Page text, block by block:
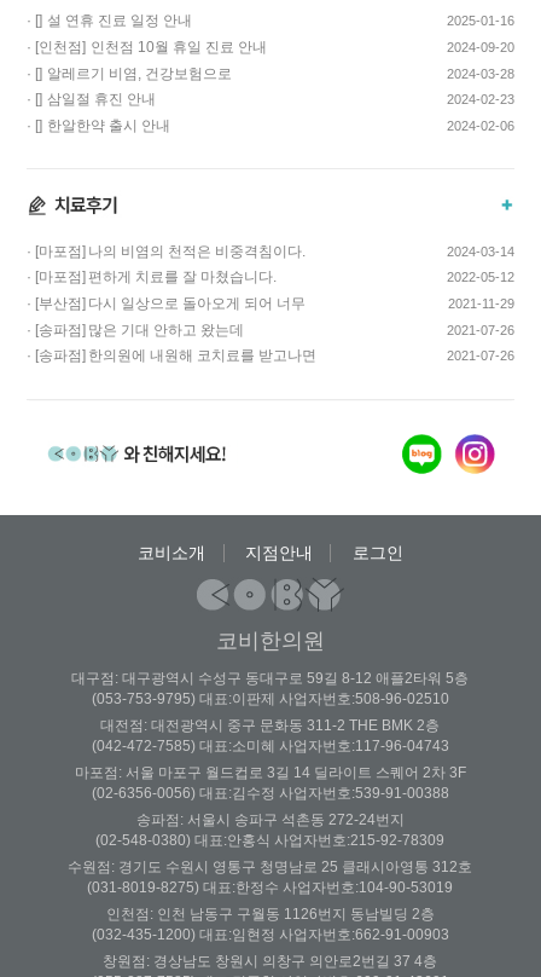
· [] 설 연휴 진료 일정 안내 2025-01-16
· [인천점] 인천점 10월 휴일 진료 안내 2024-09-20
· [] 알레르기 비염, 건강보험으로
치료하고 비용…
2024-03-28
· [] 삼일절 휴진 안내 2024-02-23
· [] 한알한약 출시 안내 2024-02-06
· [마포점] 나의 비염의 천적은 비중격침이다. 2024-03-14
· [마포점] 편하게 치료를 잘 마쳤습니다. 2022-05-12
· [부산점] 다시 일상으로 돌아오게 되어 너무
기쁩니다…
2021-11-29
· [송파점] 많은 기대 안하고 왔는데
코스요리처럼 이어…
2021-07-26
· [송파점] 한의원에 내원해 코치료를 받고나면
2021-07-26
코비소개 지점안내 로그인
코비한의원
대구점: 대구광역시 수성구 동대구로 59길 8-12 애플2타워 5층
(053-753-9795) 대표:이판제 사업자번호:508-96-02510
대전점: 대전광역시 중구 문화동 311-2 THE BMK 2층
(042-472-7585) 대표:소미혜 사업자번호:117-96-04743
마포점: 서울 마포구 월드컵로 3길 14 딜라이트 스퀘어 2차 3F
(02-6356-0056) 대표:김수정 사업자번호:539-91-00388
송파점: 서울시 송파구 석촌동 272-24번지
(02-548-0380) 대표:안홍식 사업자번호:215-92-78309
수원점: 경기도 수원시 영통구 청명남로 25 클래시아영통 312호
(031-8019-8275) 대표:한정수 사업자번호:104-90-53019
인천점: 인천 남동구 구월동 1126번지 동남빌딩 2층
(032-435-1200) 대표:임현정 사업자번호:662-91-00903
창원점: 경상남도 창원시 의창구 의안로2번길 37 4층